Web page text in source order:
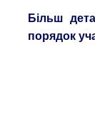
Більш
порядок